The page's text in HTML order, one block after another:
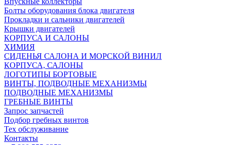
Болты оборудования блока двигателя
Прокладки и сальники двигателей
Крышки двигателей
КОРПУСА И САЛОНЫ
ХИМИЯ
СИДЕНЬЯ САЛОНА И МОРСКОЙ ВИНИЛ
КОРПУСА, САЛОНЫ
ЛОГОТИПЫ БОРТОВЫЕ
ВИНТЫ, ПОДВОДНЫЕ МЕХАНИЗМЫ
ПОДВОДНЫЕ МЕХАНИЗМЫ
ГРЕБНЫЕ ВИНТЫ
Запрос запчастей
Подбор гребных винтов
Тех обслуживание
Контакты